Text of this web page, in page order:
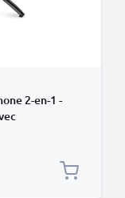
2-en-1 -
appareil
– Noir